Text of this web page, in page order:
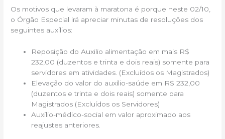
Os motivos que levaram à maratona é porque neste 02/10,
o Órgão Especial irá apreciar minutas de resoluções dos
seguintes auxílios:
Reposição do Auxilio alimentação em mais R$
232,00 (duzentos e trinta e dois reais) somente para
servidores em atividades. (Excluídos os Magistrados)
Elevação do valor do auxílio-saúde em R$ 232,00
(duzentos e trinta e dois reais) somente para
Magistrados (Excluídos os Servidores)
Auxílio-médico-social em valor aproximado aos
reajustes anteriores.